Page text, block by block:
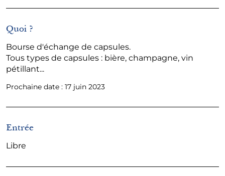
Quoi ?
Bourse d'échange de capsules.
Tous types de capsules : bière, champagne, vin
pétillant...
Prochaine date : 17 juin 2023
Entrée
Libre